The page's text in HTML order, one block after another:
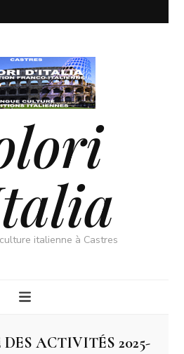
italienne à Castres
ACTIVITÉS 2025-